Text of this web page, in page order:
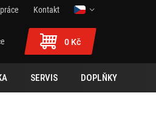
Kontakt
0 Kč
SERVIS DOPLŇKY